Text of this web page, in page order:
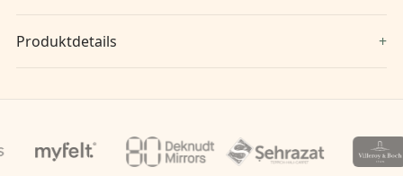
Produktdetails